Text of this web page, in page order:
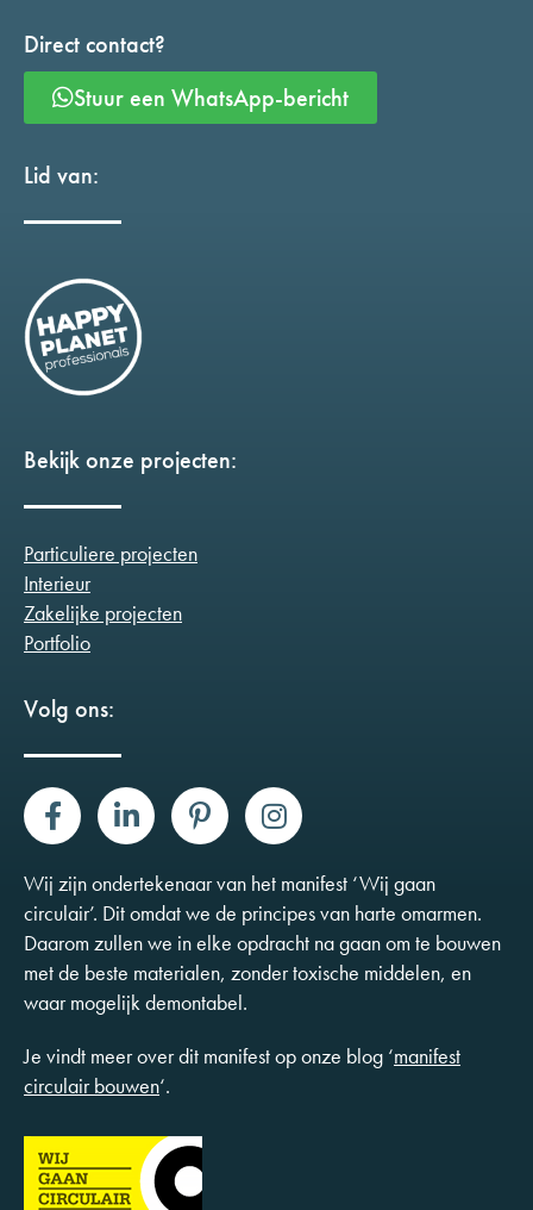
Direct contact?
Stuur een WhatsApp-bericht
Lid van:
Bekijk onze projecten:
Particuliere projecten
Interieur
Zakelijke projecten
Portfolio
Volg ons:
Wij zijn ondertekenaar van het manifest ‘Wij gaan
circulair’. Dit omdat we de principes van harte omarmen.
Daarom zullen we in elke opdracht na gaan om te bouwen
met de beste materialen, zonder toxische middelen, en
waar mogelijk demontabel.
Je vindt meer over dit manifest op onze blog ‘manifest
circulair bouwen‘.